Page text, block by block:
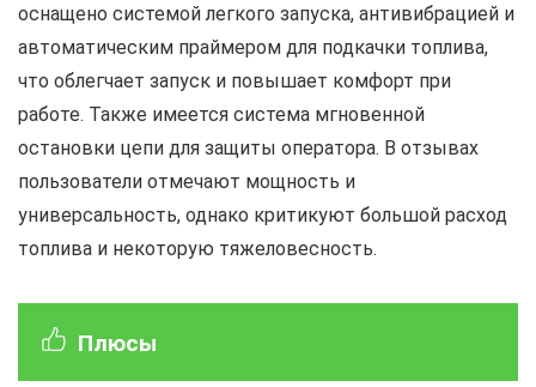
оснащено системой легкого запуска, антивибрацией и
автоматическим праймером для подкачки топлива,
что облегчает запуск и повышает комфорт при
работе. Также имеется система мгновенной
остановки цепи для защиты оператора. В отзывах
пользователи отмечают мощность и
универсальность, однако критикуют большой расход
топлива и некоторую тяжеловесность.
Плюсы